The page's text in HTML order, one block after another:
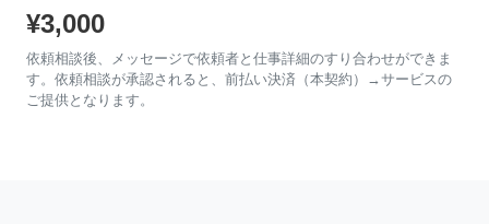
¥3,000
依頼相談後、メッセージで依頼者と仕事詳細のすり合わせができま
す。依頼相談が承認されると、前払い決済（本契約）→サービスの
ご提供となります。